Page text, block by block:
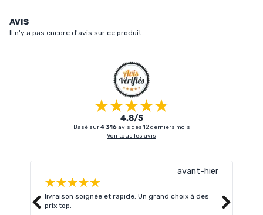
AVIS
Il n'y a pas encore d'avis sur ce produit
4.8/5
Basé sur4 316avis des 12 derniers mois
Voir tous les avis
avant-hier
livraison soignée et rapide. Un grand choix à des
prix top.